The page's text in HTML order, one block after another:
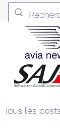
Tous les